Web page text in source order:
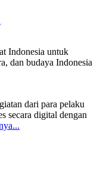
Indonesia untuk
dan budaya Indonesia
dari para pelaku
secara digital dengan